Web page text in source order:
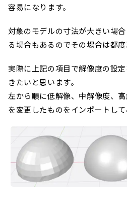
容易になります。
対象のモデルの寸法が大きい場
る場合もあるのでその場合は都度
実際に上記の項目で解像度の設
きたいと思います。
左から順に低解像、中解像度、
を変更したものをインポートして